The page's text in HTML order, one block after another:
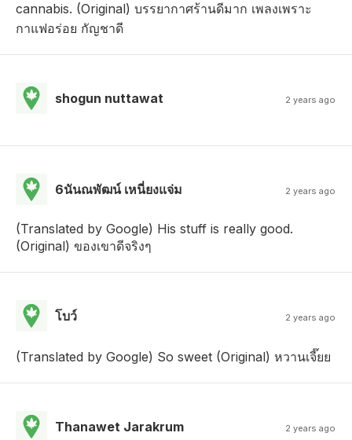
cannabis. (Original) บรรยากาศร้านดีมาก เพลงเพราะ
กาแฟอร่อย กัญชาดี
shogun nuttawat 2 years ago
6นันณพัฒน์ เหนี่ยงแจ่ม 2 years ago
(Translated by Google) His stuff is really good.
(Original) ของเขาดีจริงๆ
โบว์ 2 years ago
(Translated by Google) So sweet (Original) หวานเจี๊ยย
Thanawet Jarakrum 2 years ago